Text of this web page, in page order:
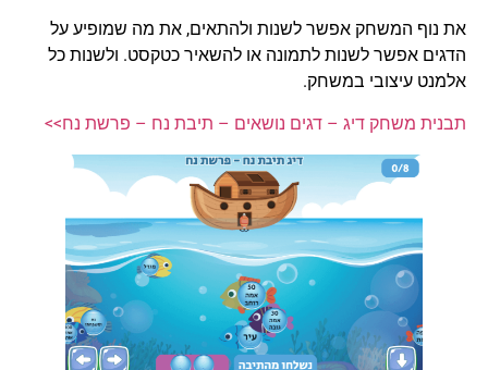
את נוף המשחק אפשר לשנות ולהתאים, את מה שמופיע על
הדגים אפשר לשנות לתמונה או להשאיר כטקסט. ולשנות כל
אלמנט עיצובי במשחק.
תבנית משחק דיג – דגים נושאים – תיבת נח – פרשת נח>>